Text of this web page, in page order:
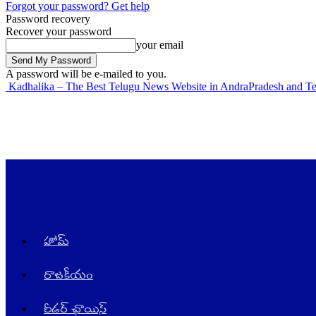
Forgot your password? Get help
Password recovery
Recover your password
your email
A password will be e-mailed to you.
Kadhalika – The Best Telugu News Website in AndraPradesh and
హోమ్
రాజ‌కీయం
రీడర్ ఛాయిస్